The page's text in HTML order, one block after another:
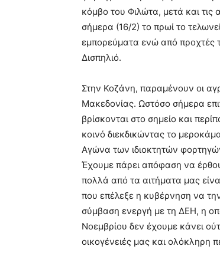
κόμβο του Φιλώτα, μετά και τις
σήμερα (16/2) το πρωί το
εμπορεύματα ενώ από προχτές
Δισπηλιό.
Στην Κοζάνη, παραμένουν οι
Μακεδονίας. Ωστόσο σήμερα
βρίσκονται στο σημείο και
κοινό διεκδικώντας το
Αγώνα των ιδιοκτητών
Έχουμε πάρει απόφαση να
πολλά από τα αιτήματα μας
που επέλεξε η κυβέρνηση να
σύμβαση ενεργή με τη ΔΕΗ, η
Νοεμβρίου δεν έχουμε κάνει
οικογένειές μας και ολόκληρη